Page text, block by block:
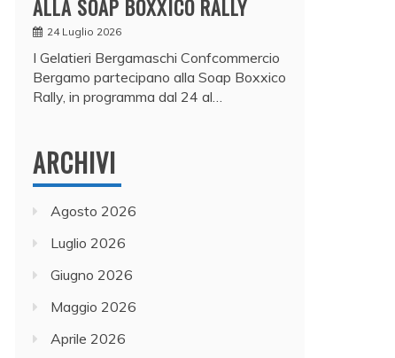
ALLA SOAP BOXXICO RALLY
24 Luglio 2026
I Gelatieri Bergamaschi Confcommercio
Bergamo partecipano alla Soap Boxxico
Rally, in programma dal 24 al…
ARCHIVI
Agosto 2026
Luglio 2026
Giugno 2026
Maggio 2026
Aprile 2026